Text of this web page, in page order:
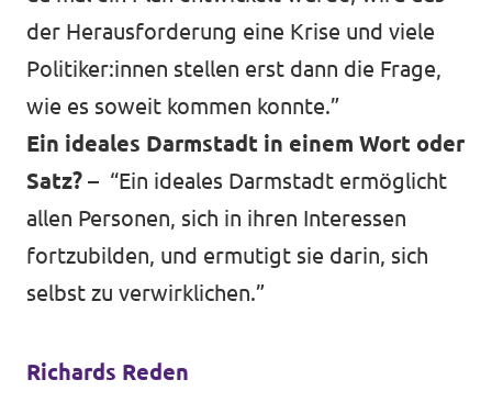
der Herausforderung eine Krise und viele
Politiker:innen stellen erst dann die Frage,
wie es soweit kommen konnte.”
Ein ideales Darmstadt in einem Wort oder
Satz? – “Ein ideales Darmstadt ermöglicht
allen Personen, sich in ihren Interessen
fortzubilden, und ermutigt sie darin, sich
selbst zu verwirklichen.”
Richards Reden